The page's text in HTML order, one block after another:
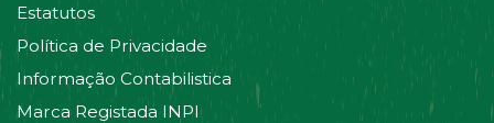
Estatutos
Política de Privacidade
Informação Contabilistica
Marca Registada INPI